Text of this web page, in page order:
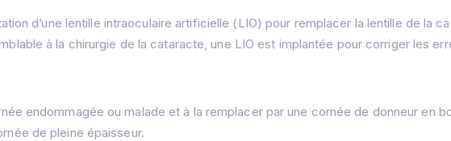
d’une lentille intraoculaire artificielle (LIO) pour remplacer la lentille de la
à la chirurgie de la cataracte, une LIO est implantée pour corriger les
endommagée ou malade et à la remplacer par une cornée de donneur en
de pleine épaisseur.